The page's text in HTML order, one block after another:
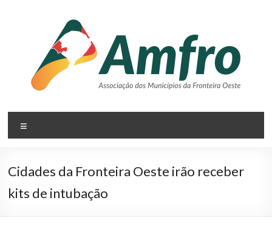
AMFRO
–
Associação
dos
Municípios
Cidades da Fronteira Oeste irão receber
kits de intubação